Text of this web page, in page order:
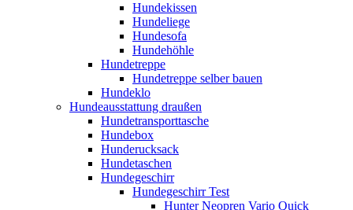
Hundekissen
Hundeliege
Hundesofa
Hundehöhle
Hundetreppe
Hundetreppe selber bauen
Hundeklo
Hundeausstattung draußen
Hundetransporttasche
Hundebox
Hunderucksack
Hundetaschen
Hundegeschirr
Hundegeschirr Test
Hunter Neopren Vario Quick